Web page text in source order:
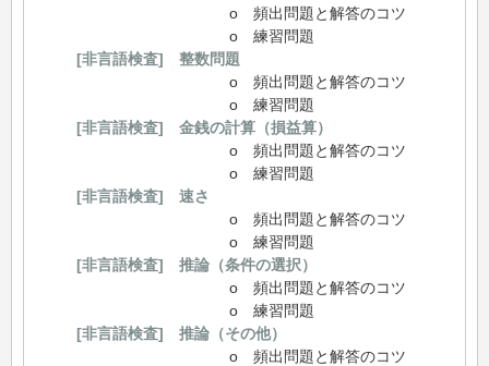
o 頻出問題と解答のコツ
o 練習問題
[非言語検査] 整数問題
o 頻出問題と解答のコツ
o 練習問題
[非言語検査] 金銭の計算（損益算）
o 頻出問題と解答のコツ
o 練習問題
[非言語検査] 速さ
o 頻出問題と解答のコツ
o 練習問題
[非言語検査] 推論（条件の選択）
o 頻出問題と解答のコツ
o 練習問題
[非言語検査] 推論（その他）
o 頻出問題と解答のコツ